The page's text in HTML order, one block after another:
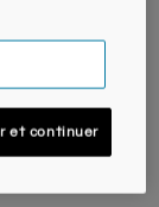
500ml
40% OFF
et continuer